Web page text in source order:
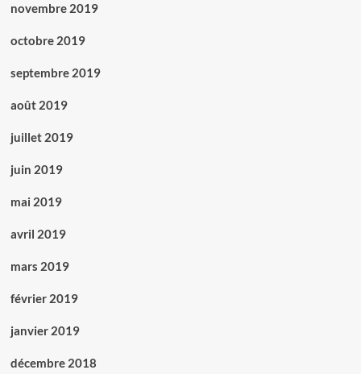
novembre 2019
octobre 2019
septembre 2019
août 2019
juillet 2019
juin 2019
mai 2019
avril 2019
mars 2019
février 2019
janvier 2019
décembre 2018